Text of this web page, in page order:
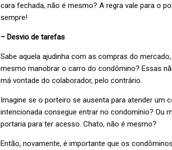
cara fechada, não é mesmo? A regra vale para o
sempre!
– Desvio de tarefas
Sabe aquela ajudinha com as compras do
mesmo manobrar o carro do condômino? Essas
má vontade do colaborador, pelo contrário.
Imagine se o porteiro se ausenta para atender um
intencionada consegue entrar no condomínio? Ou
portaria para ter acesso. Chato, não é mesmo?
Então, novamente, é importante que os